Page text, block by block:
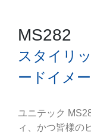
MS282
スタイリ
ードイメ
ユニテック
ィ、かつ皆様の